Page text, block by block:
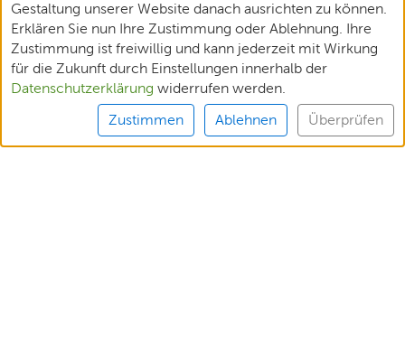
Gestaltung unserer Website danach ausrichten zu können.
Erklären Sie nun Ihre Zustimmung oder Ablehnung. Ihre
Zustimmung ist freiwillig und kann jederzeit mit Wirkung
für die Zukunft durch Einstellungen innerhalb der
Datenschutzerklärung widerrufen werden.
Zustimmen Ablehnen Überprüfen